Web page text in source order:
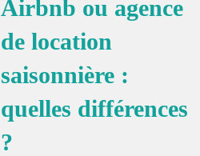
Airbnb ou agence
de location
saisonnière :
quelles différences
?